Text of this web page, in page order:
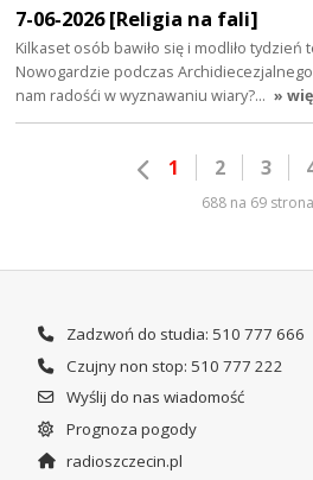
7-06-2026 [Religia na fali]
Kilkaset osób bawiło się i modliło tydzień
Nowogardzie podczas
nam radośći w wyznawaniu wiary?… »
1 2 3
688 na 69
Zadzwoń do studia: 510 777 666
Czujny non stop: 510 777 222
Wyślij do nas wiadomość
Prognoza pogody
radioszczecin.pl